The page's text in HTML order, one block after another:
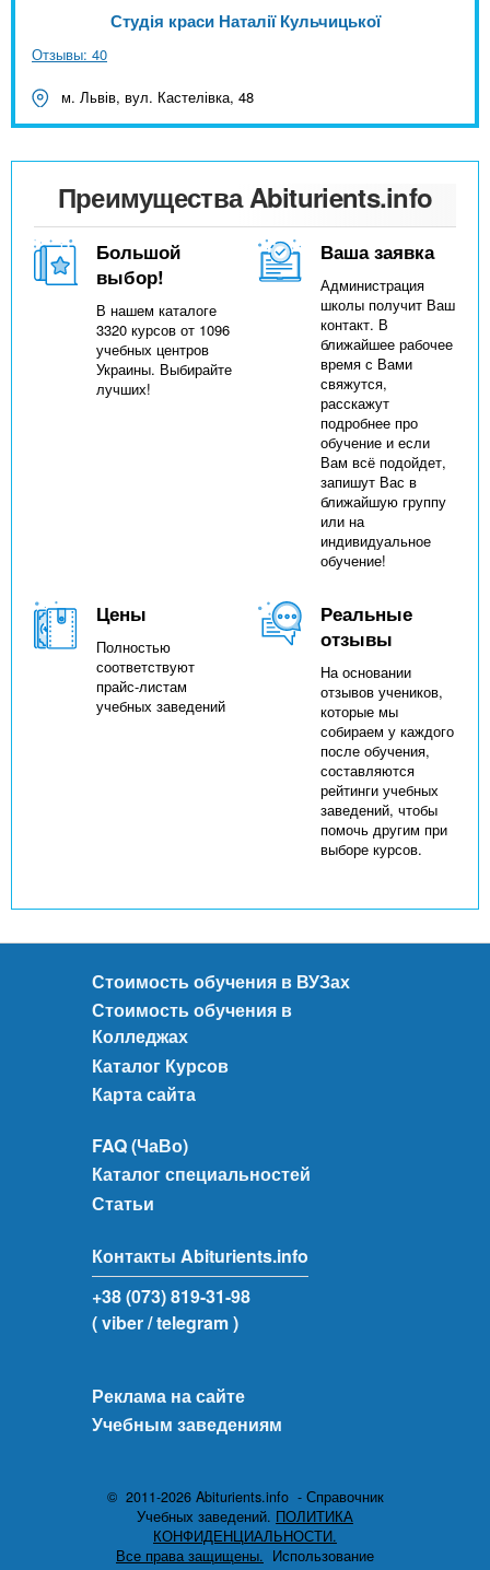
Студія краси Наталії Кульчицької
Отзывы: 40
м. Львів, вул. Кастелівка, 48
Преимущества Abiturients.info
Большой
выбор!
В нашем каталоге
3320 курсов от 1096
учебных центров
Украины. Выбирайте
лучших!
Ваша заявка
Администрация
школы получит Ваш
контакт. В
ближайшее рабочее
время с Вами
свяжутся,
расскажут
подробнее про
обучение и если
Вам всё подойдет,
запишут Вас в
ближайшую группу
или на
индивидуальное
обучение!
Цены
Полностью
соответствуют
прайс-листам
учебных заведений
Реальные
отзывы
На основании
отзывов учеников,
которые мы
собираем у каждого
после обучения,
составляются
рейтинги учебных
заведений, чтобы
помочь другим при
выборе курсов.
Стоимость обучения в ВУЗах
Стоимость обучения в
Колледжах
Каталог Курсов
Карта сайта
FAQ (ЧаВо)
Каталог специальностей
Статьи
Контакты Abiturients.info
+38 (073) 819-31-98
( viber/ telegram )
Реклама на сайте
Учебным заведениям
© 2011-2026 Abiturients.info - Справочник
Учебных заведений. ПОЛИТИКА
КОНФИДЕНЦИАЛЬНОСТИ.
Все права защищены. Использование